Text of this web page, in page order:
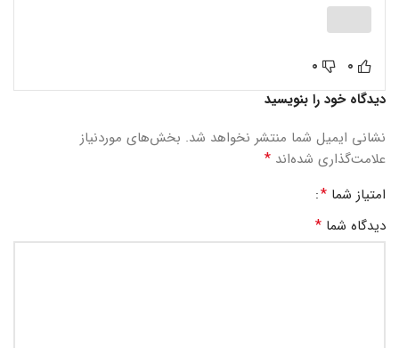
0
0
دیدگاه خود را بنویسید
نشانی ایمیل شما منتشر نخواهد شد. بخش‌های موردنیاز
علامت‌گذاری شده‌اند *
امتیاز شما *
دیدگاه شما *